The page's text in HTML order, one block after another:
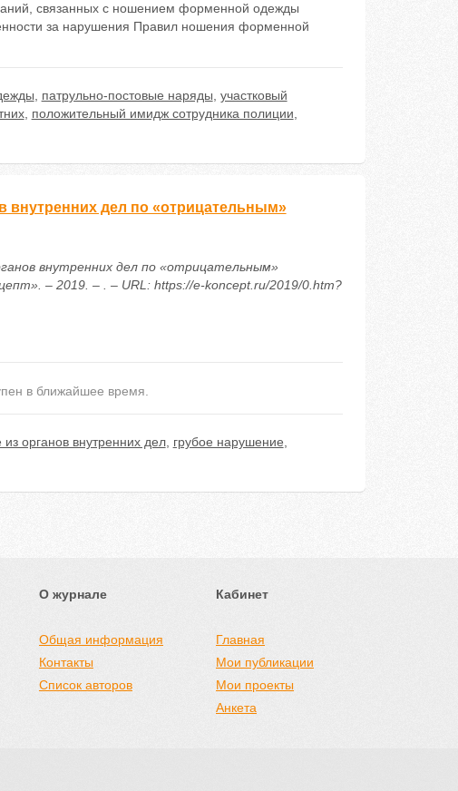
связанных с ношением форменной одежды
за нарушения Правил ношения форменной
патрульно-постовые наряды участковый
, положительный имидж сотрудника полиции
внутренних дел по «отрицательным»
внутренних дел по «отрицательным»
– 2019. – . – URL: https://e-koncept.ru/2019/0.htm?
в ближайшее время.
из органов внутренних дел, грубое нарушение,
О журнале
Общая информация
Контакты
Список авторов
Кабинет
Главная
Мои публикации
Мои проекты
Анкета